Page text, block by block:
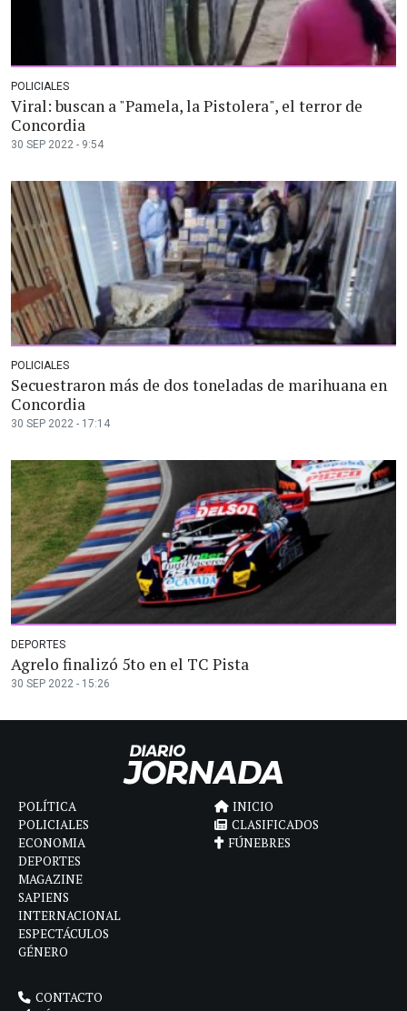
POLICIALES
Viral: buscan a "Pamela, la Pistolera", el terror de
Concordia
30 SEP 2022 - 9:54
POLICIALES
Secuestraron más de dos toneladas de marihuana en
Concordia
30 SEP 2022 - 17:14
DEPORTES
Agrelo finalizó 5to en el TC Pista
30 SEP 2022 - 15:26
POLÍTICA
POLICIALES
ECONOMIA
DEPORTES
MAGAZINE
SAPIENS
INTERNACIONAL
ESPECTÁCULOS
GÉNERO
INICIO
CLASIFICADOS
FÚNEBRES
CONTACTO